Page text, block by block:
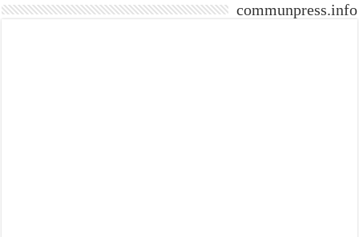
communpress.info